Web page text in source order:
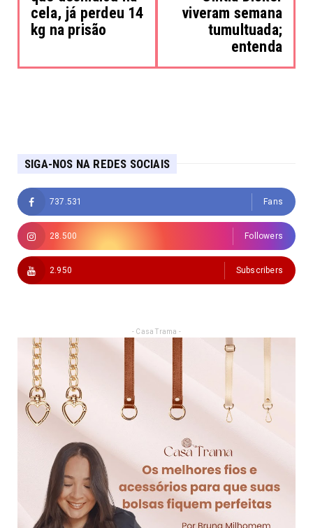
cela, já perdeu 14
kg na prisão
viveram semana
tumultuada;
entenda
SIGA-NOS NA REDES SOCIAIS
737.531 Fans
28.500 Followers
2.950 Subscribers
- Casa Trama -